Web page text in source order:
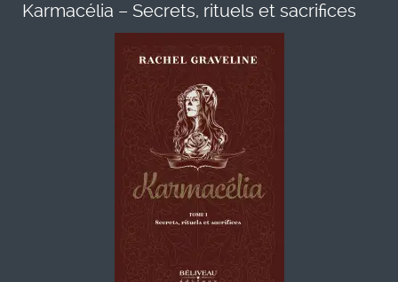
Karmacélia – Secrets, rituels et sacrifices